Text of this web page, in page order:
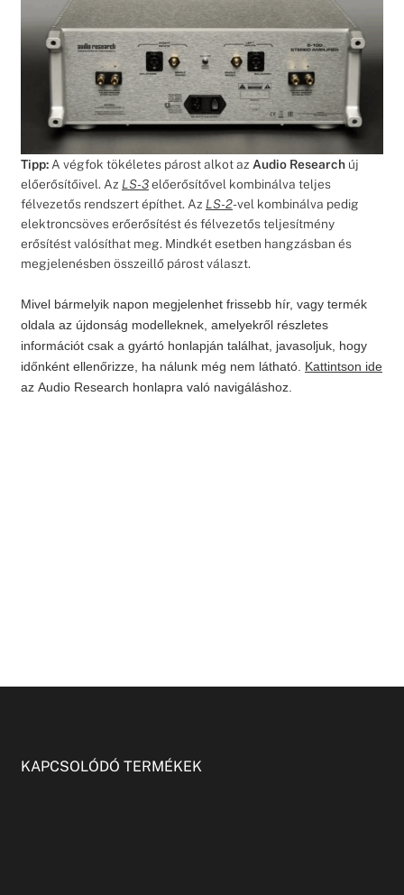
Tipp:A végfok tökéletes párost alkot az Audio Researchúj
előerősítőivel. Az LS-3előerősítővel kombinálva teljes
félvezetős rendszert építhet. Az LS-2-vel kombinálva pedig
elektroncsöves erőerősítést és félvezetős teljesítmény
erősítést valósíthat meg. Mindkét esetben hangzásban és
megjelenésben összeillő párost választ.
Mivel bármelyik napon megjelenhet frissebb hír, vagy termék
oldala az újdonság modelleknek, amelyekről részletes
információt csak a gyártó honlapján találhat, javasoljuk, hogy
időnként ellenőrizze, ha nálunk még nem látható. Kattintson ide
az Audio Research honlapra való navigáláshoz.
KAPCSOLÓDÓ TERMÉKEK